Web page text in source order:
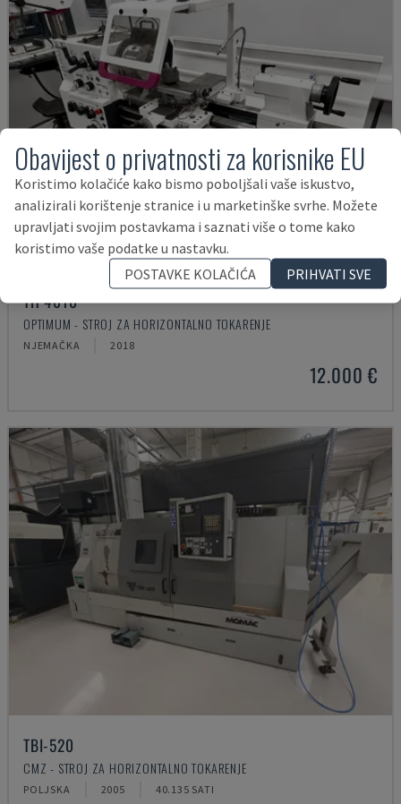
TH 4610
OPTIMUM - STROJ ZA HORIZONTALNO TOKARENJE
NJEMAČKA 2018
12.000 €
TBI-520
CMZ - STROJ ZA HORIZONTALNO TOKARENJE
POLJSKA 2005 40.135 SATI
Obavijest o privatnosti za korisnike EU
Koristimo kolačiće kako bismo poboljšali vaše iskustvo,
analizirali korištenje stranice i u marketinške svrhe. Možete
upravljati svojim postavkama i saznati više o tome kako
koristimo vaše podatke u nastavku.
POSTAVKE KOLAČIĆA
PRIHVATI SVE